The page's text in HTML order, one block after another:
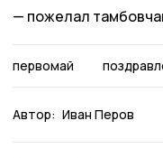
пожелал
первомай
Автор: Иван Перов